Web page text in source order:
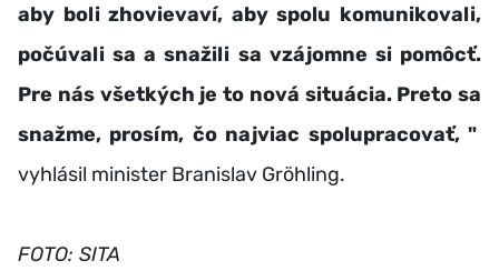
aby boli zhovievaví, aby spolu komunikovali,
počúvali sa a snažili sa vzájomne si pomôcť.
Pre nás všetkých je to nová situácia. Preto sa
snažme, prosím, čo najviac spolupracovať, "
vyhlásil minister Branislav Gröhling.
FOTO: SITA